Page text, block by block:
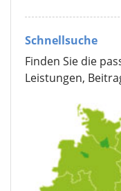
Schnellsuche
Finden Sie die
Leistungen,